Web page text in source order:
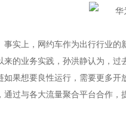
事实上，网约车作为出行行业的
来的业务实践，孙洪静认为，
如果想要良性运行，需要更多
通过与各大流量聚合平台合作，